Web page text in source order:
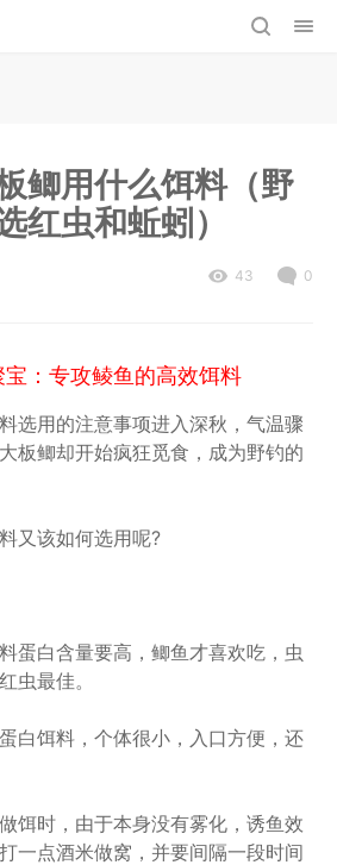
鲫用什么饵料（野
红虫和蚯蚓）
43 0
：专攻鲮鱼的高效饵料
选用的注意事项进入深秋，气温骤
板鲫却开始疯狂觅食，成为野钓的
又该如何选用呢?
蛋白含量要高，鲫鱼才喜欢吃，虫
虫最佳。
白饵料，个体很小，入口方便，还
饵时，由于本身没有雾化，诱鱼效
一点酒米做窝，并要间隔一段时间